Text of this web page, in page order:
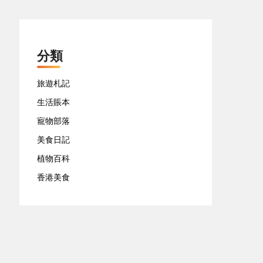
分類
旅遊札記
生活賬本
寵物部落
美食日記
植物百科
香港美食